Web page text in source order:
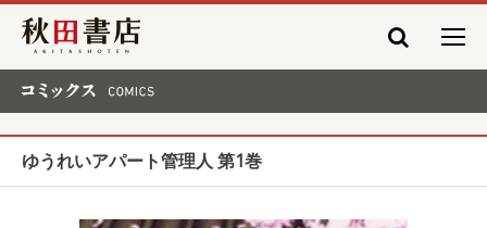
秋田書店
ゆうれいアパート管理人 第1巻